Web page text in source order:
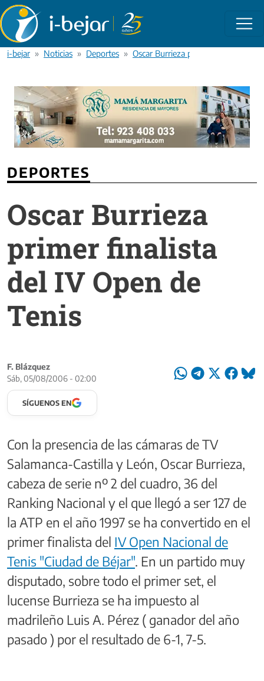
Pasar al contenido principal
i-bejar Noticias Deportes Oscar Burrieza primer finalista del
DEPORTES
Oscar Burrieza
primer finalista
del IV Open de
Tenis
F. Blázquez
Sáb, 05/08/2006 - 02:00
SÍGUENOS EN
Con la presencia de las cámaras de TV
Salamanca-Castilla y León, Oscar Burrieza,
cabeza de serie nº 2 del cuadro, 36 del
Ranking Nacional y el que llegó a ser 127 de
la ATP en el año 1997 se ha convertido en el
primer finalista del IV Open Nacional de
Tenis "Ciudad de Béjar". En un partido muy
disputado, sobre todo el primer set, el
lucense Burrieza se ha impuesto al
madrileño Luis A. Pérez ( ganador del año
pasado ) por el resultado de 6-1, 7-5.